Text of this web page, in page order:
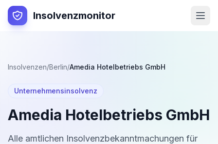
Insolvenzmonitor
Insolvenzen/Berlin/Amedia Hotelbetriebs GmbH
Unternehmensinsolvenz
Amedia Hotelbetriebs GmbH
Alle amtlichen Insolvenzbekanntmachungen für